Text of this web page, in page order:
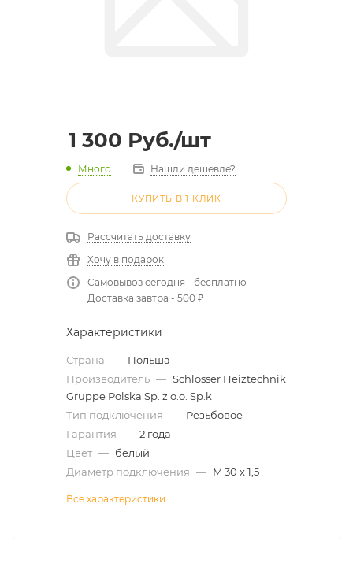
1 300 Руб./шт
Много Нашли дешевле?
КУПИТЬ В 1 КЛИК
Рассчитать доставку
Хочу в подарок
Самовывоз сегодня - бесплатно
Доставка завтра - 500 ₽
Характеристики
Страна — Польша
Производитель — Schlosser Heiztechnik
Gruppe Polska Sp. z o.o. Sp.k
Тип подключения — Резьбовое
Гарантия — 2 года
Цвет — белый
Диаметр подключения — M 30 x 1,5
Все характеристики